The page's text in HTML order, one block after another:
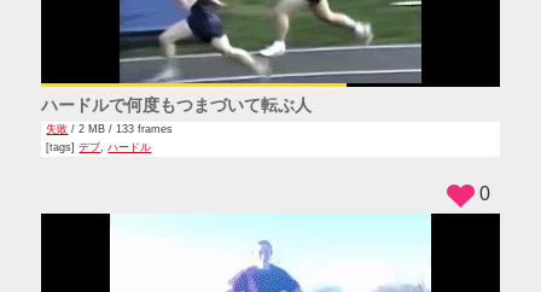
ハードルで何度もつまづいて転ぶ人
失敗 / 2 MB / 133 frames
[tags]デブ,ハードル
0